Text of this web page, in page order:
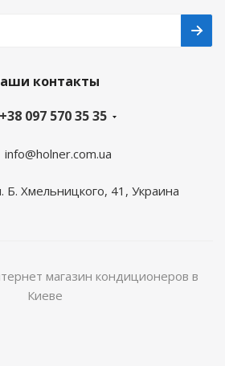
контакты
+38 097 570 35 35
info@holner.com.ua
Б. Хмельницкого, 41, Украина
магазин кондиционеров в
Киеве